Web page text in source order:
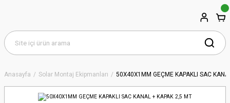
Anasayfa Solar Montaj Ekipmanları 50X40X1MM GEÇME KAPAKLI SAC